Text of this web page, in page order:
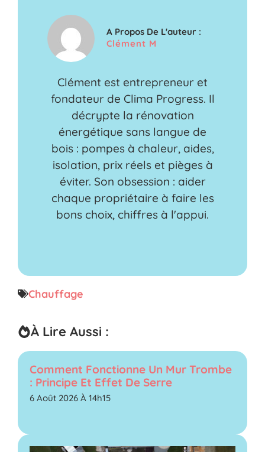
A Propos De L'auteur :
Clément M
Clément est entrepreneur et
fondateur de Clima Progress. Il
décrypte la rénovation
énergétique sans langue de
bois : pompes à chaleur, aides,
isolation, prix réels et pièges à
éviter. Son obsession : aider
chaque propriétaire à faire les
bons choix, chiffres à l'appui.
Chauffage
À Lire Aussi :
Comment Fonctionne Un Mur Trombe
: Principe Et Effet De Serre
6 Août 2026 À 14h15